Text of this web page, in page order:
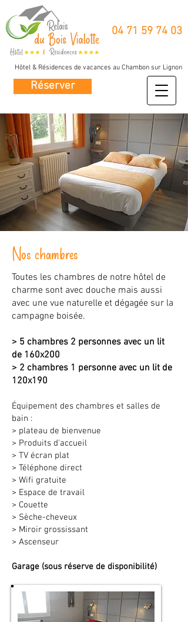
Réserver
Hôtel & Résidences de vacances au Chambon sur Lignon
04 71 59 74 03
Nos chambres
Toutes les chambres de notre hôtel de
charme sont avec douche mais aussi
avec une vue naturelle et dégagée sur la
campagne boisée.
> 5 chambres 2 personnes avec un lit
de 160x200
> 2 chambres 1 personne avec un lit de
120x190
Équipement des chambres et salles de
bain :
> plateau de bienvenue
> Produits d'accueil
> TV écran plat
> Téléphone direct
> Wifi gratuite
> Espace de travail
> Couette
> Sèche-cheveux
> Miroir grossissant
> Ascenseur
Garage (sous réserve de disponibilité)